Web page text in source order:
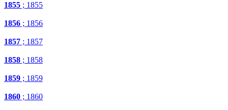
1855 ; 1855
1856 ; 1856
1857 ; 1857
1858 ; 1858
1859 ; 1859
1860 ; 1860